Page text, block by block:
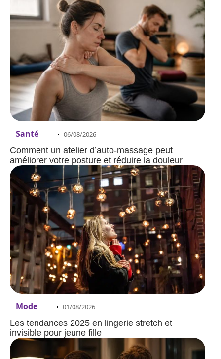
Santé 06/08/2026
Comment un atelier d’auto-massage peut
améliorer votre posture et réduire la douleur
Mode 01/08/2026
Les tendances 2025 en lingerie stretch et
invisible pour jeune fille